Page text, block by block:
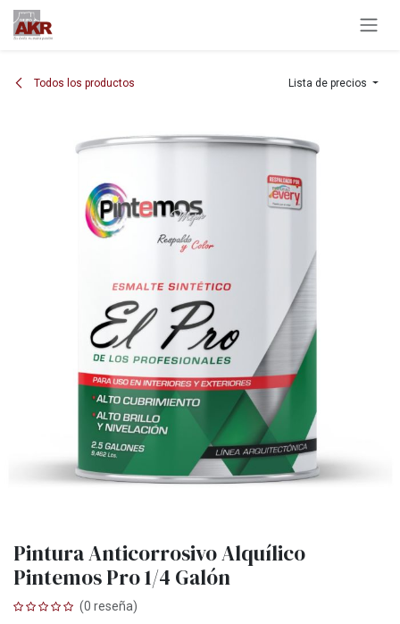
Ir al contenido
Todos los productos Lista de precios
Pintura Anticorrosivo Alquílico
Pintemos Pro 1/4 Galón
(0 reseña)